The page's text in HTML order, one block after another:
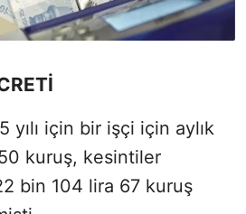
yılı için bir işçi için aylık
kuruş, kesintiler
bin 104 lira 67 kuruş